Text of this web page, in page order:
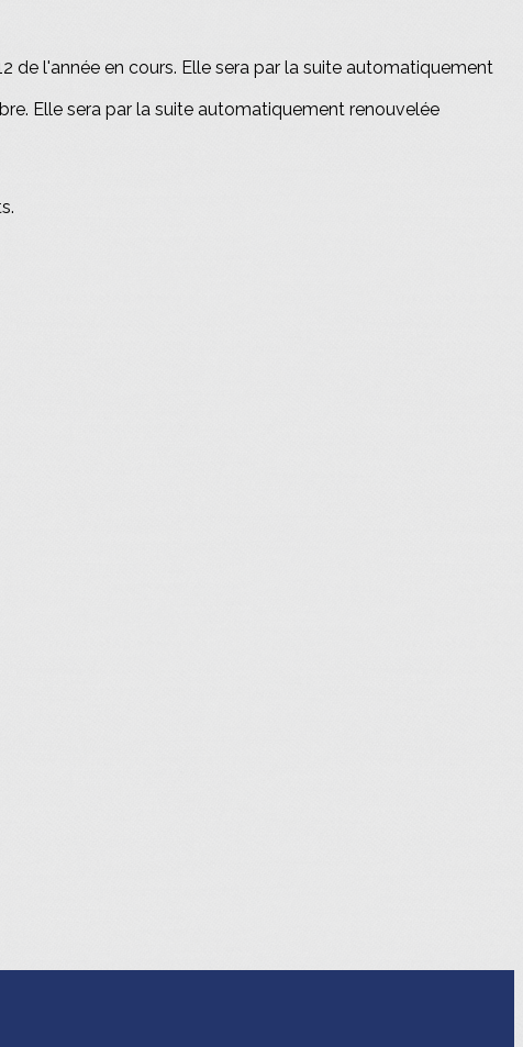
de l'année en cours. Elle sera par la suite automatiquement
Elle sera par la suite automatiquement renouvelée